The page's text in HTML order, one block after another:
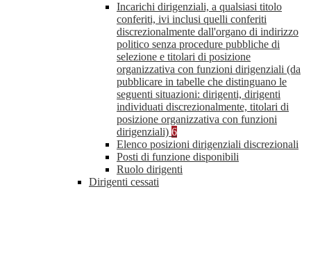
Incarichi dirigenziali, a qualsiasi titolo
conferiti, ivi inclusi quelli conferiti
discrezionalmente dall'organo di indirizzo
politico senza procedure pubbliche di
selezione e titolari di posizione
organizzativa con funzioni dirigenziali (da
pubblicare in tabelle che distinguano le
seguenti situazioni: dirigenti, dirigenti
individuati discrezionalmente, titolari di
posizione organizzativa con funzioni
dirigenziali) 6
Elenco posizioni dirigenziali discrezionali
Posti di funzione disponibili
Ruolo dirigenti
Dirigenti cessati